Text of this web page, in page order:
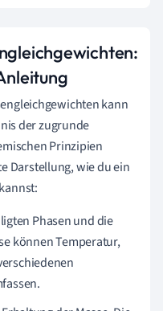
kann
der zugrunde
Prinzipien
Darstellung, wie du ein
Phasen und die
können Temperatur,